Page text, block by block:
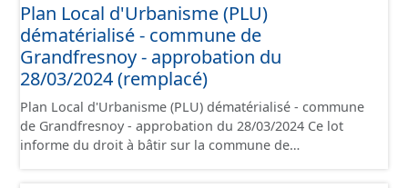
contient les pièces administratives, le rapport de
présentation, le PADD, le règlement (à l'exception des
plans de zonages), les annexes, les orientations
d'aménagement et les données géographiques. Malgré
l'attention portée à la création de ces données, il est
rappelé que seuls les documents papier font foi et sont
opposables d'un point de vue juridique.
Plan Local d'Urbanisme (PLU)
dématérialisé - commune de
Grandfresnoy - approbation du
28/03/2024 (remplacé)
Plan Local d'Urbanisme (PLU) dématérialisé - commune
de Grandfresnoy - approbation du 28/03/2024 Ce lot
informe du droit à bâtir sur la commune de